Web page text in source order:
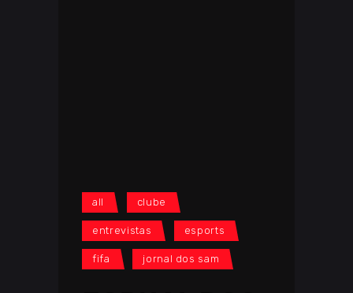
all clube
entrevistas esports
fifa jornal dos sam